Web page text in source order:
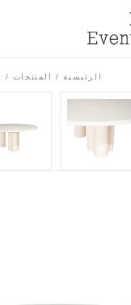
الرئيسية/ المنتجات /